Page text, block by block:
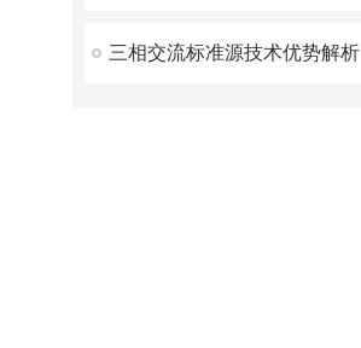
三相交流标准源技术优势解析